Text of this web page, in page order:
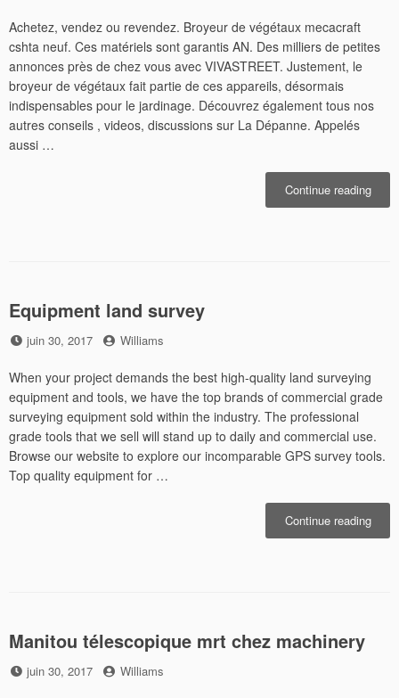
Achetez, vendez ou revendez. Broyeur de végétaux mecacraft
cshta neuf. Ces matériels sont garantis AN. Des milliers de petites
annonces près de chez vous avec VIVASTREET. Justement, le
broyeur de végétaux fait partie de ces appareils, désormais
indispensables pour le jardinage. Découvrez également tous nos
autres conseils , videos, discussions sur La Dépanne. Appelés
aussi …
Continue reading«
de
Equipment land survey
Posted
juin 30, 2017 by
Williams
When your project demands the best high-quality land surveying
equipment and tools, we have the top brands of commercial grade
surveying equipment sold within the industry. The professional
grade tools that we sell will stand up to daily and commercial use.
Browse our website to explore our incomparable GPS survey tools.
Top quality equipment for …
Continue reading«
land
Manitou télescopique mrt chez machinery
Posted
juin 30, 2017 by
Williams